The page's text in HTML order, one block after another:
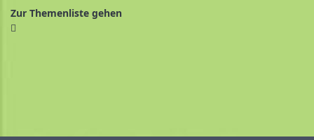
Zur Themenliste gehen